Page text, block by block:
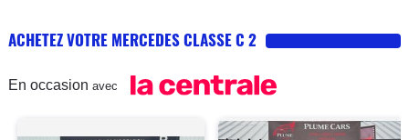
ACHETEZ VOTRE MERCEDES CLASSE C 2
En occasion avec